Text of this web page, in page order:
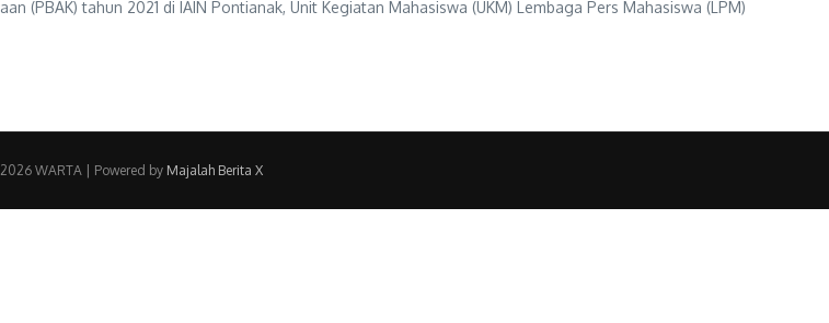
(PBAK) tahun 2021 di IAIN Pontianak, Unit Kegiatan Mahasiswa (UKM) Lembaga Pers Mahasiswa (LPM)
WARTA | Powered by Majalah Berita X